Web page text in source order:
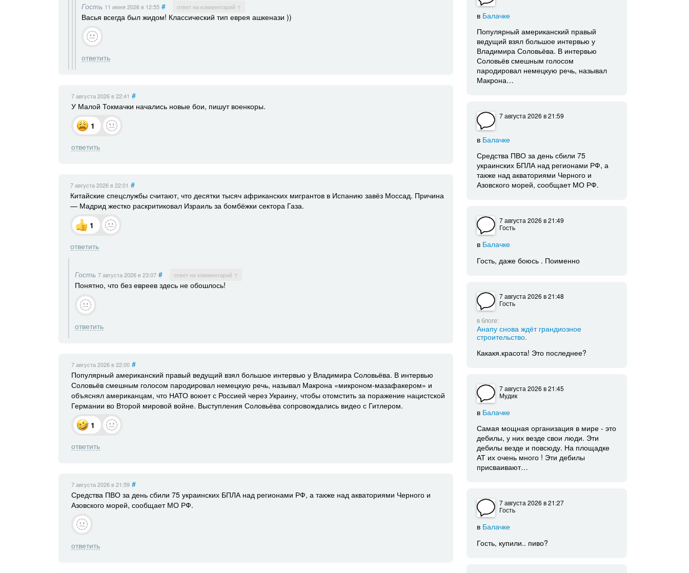
Гость 11 июня 2026 в 12:55 # ответ на комментарий ↑
Васья всегда был жидом! Классический тип еврея ашкенази ))
ответить
7 августа 2026 в 22:41 #
У Малой Токмачки начались новые бои, пишут военкоры.
1
ответить
7 августа 2026 в 22:01 #
Китайские спецслужбы считают, что десятки тысяч африканских мигрантов в Испанию завёз Моссад. Причина
— Мадрид жестко раскритиковал Израиль за бомбёжки сектора Газа.
1
ответить
Гость 7 августа 2026 в 23:07 # ответ на комментарий ↑
Понятно, что без евреев здесь не обошлось!
ответить
7 августа 2026 в 22:00 #
Популярный американский правый ведущий взял большое интервью у Владимира Соловьёва. В интервью
Соловьёв смешным голосом пародировал немецкую речь, называл Макрона «микроном-мазафакером» и
объяснял американцам, что НАТО воюет с Россией через Украину, чтобы отомстить за поражение нацистской
Германии во Второй мировой войне. Выступления Соловьёва сопровождались видео с Гитлером.
1
ответить
7 августа 2026 в 21:59 #
Средства ПВО за день сбили 75 украинских БПЛА над регионами РФ, а также над акваториями Черного и
Азовского морей, сообщает МО РФ.
ответить
в Балачке
Популярный американский правый
ведущий взял большое интервью у
Владимира Соловьёва. В интервью
Соловьёв смешным голосом
пародировал немецкую речь, называл
Макрона…
7 августа 2026в 21:59
в Балачке
Средства ПВО за день сбили 75
украинских БПЛА над регионами РФ, а
также над акваториями Черного и
Азовского морей, сообщает МО РФ.
7 августа 2026в 21:49
Гость
в Балачке
Гость, даже боюсь . Поименно
7 августа 2026в 21:48
Гость
в блоге:
Анапу снова ждёт грандиозное
строительство.
Какакя.красота! Это последнее?
7 августа 2026в 21:45
Мудик
в Балачке
Самая мощная организация в мире - это
дебилы, у них везде свои люди. Эти
дебилы везде и повсюду. На площадке
АТ их очень много ! Эти дебилы
присваивают…
7 августа 2026в 21:27
Гость
в Балачке
Гость, купили.. пиво?